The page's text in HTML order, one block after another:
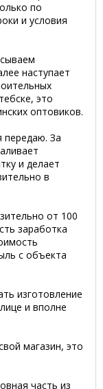
по
и условия
наступает
это
оптовиков.
передаю. За
и делает
в
от 100
заработка
с объекта
изготовление
и вполне
магазин, это
часть из